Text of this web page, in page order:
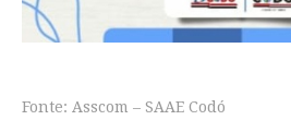
Fonte: Asscom – SAAE Codó